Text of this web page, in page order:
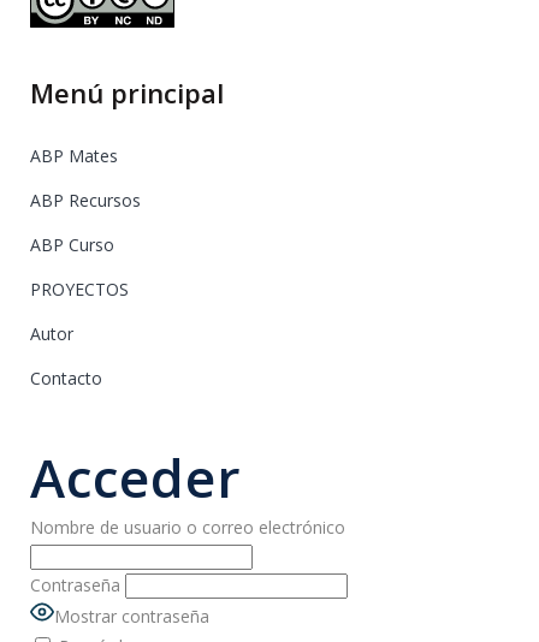
Menú principal
ABP Mates
ABP Recursos
ABP Curso
PROYECTOS
Autor
Contacto
Acceder
Nombre de usuario o correo electrónico
Contraseña
Mostrar contraseña